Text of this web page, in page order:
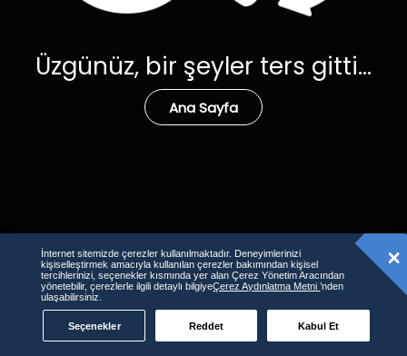
Üzgünüz, bir şeyler ters gitti...
Ana Sayfa
İnternet sitemizde çerezler kullanılmaktadır. Deneyimlerinizi
kişiselleştirmek amacıyla kullanılan çerezler bakımından kişisel
tercihlerinizi, seçenekler kısmında yer alan Çerez Yönetim Aracından
yönetebilir, çerezlerle ilgili detaylı bilgiyeÇerez Aydınlatma Metni’nden
ulaşabilirsiniz.
Seçenekler Reddet Kabul Et